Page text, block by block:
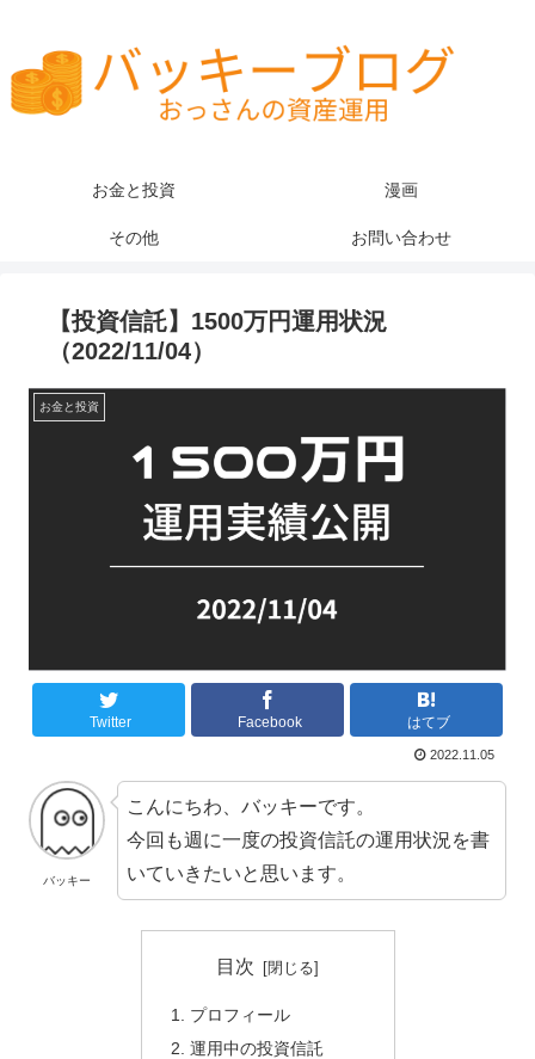
お金と投資 漫画
その他 お問い合わせ
【投資信託】1500万円運用状況
（2022/11/04）
お金と投資
Twitter Facebook はてブ
2022.11.05
バッキー
こんにちわ、バッキーです。
今回も週に一度の投資信託の運用状況を書
いていきたいと思います。
目次
プロフィール
運用中の投資信託